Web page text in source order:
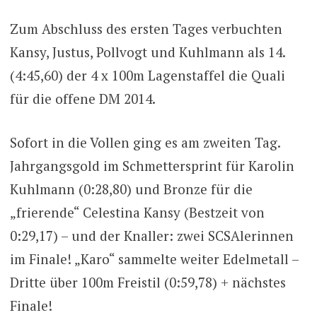
Zum Abschluss des ersten Tages verbuchten
Kansy, Justus, Pollvogt und Kuhlmann als 14.
(4:45,60) der 4 x 100m Lagenstaffel die Quali
für die offene DM 2014.
Sofort in die Vollen ging es am zweiten Tag.
Jahrgangsgold im Schmettersprint für Karolin
Kuhlmann (0:28,80) und Bronze für die
„frierende“ Celestina Kansy (Bestzeit von
0:29,17) – und der Knaller: zwei SCSAlerinnen
im Finale! „Karo“ sammelte weiter Edelmetall –
Dritte über 100m Freistil (0:59,78) + nächstes
Finale!